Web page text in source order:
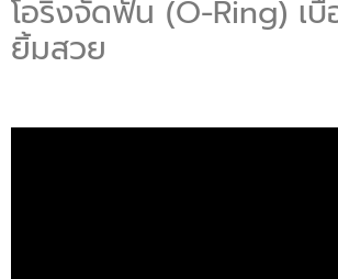
โอริงจัดฟัน (O-Ring) เ
ยิ้มสวย